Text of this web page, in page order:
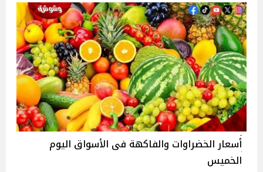
أسعار الخضراوات والفاكهة فى الأسواق‎‎ اليوم
الخميس